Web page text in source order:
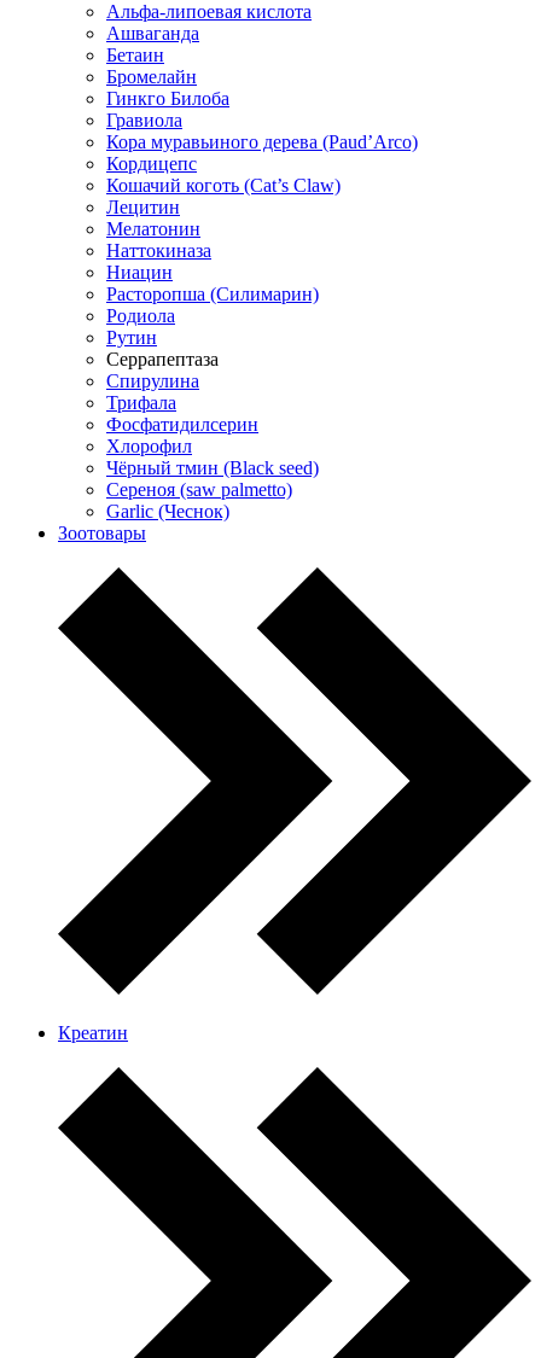
Альфа-липоевая кислота
Ашваганда
Бетаин
Бромелайн
Гинкго Билоба
Гравиола
Кора муравьиного дерева (Paud’Arco)
Кордицепс
Кошачий коготь (Cat’s Claw)
Лецитин
Мелатонин
Наттокиназа
Ниацин
Расторопша (Силимарин)
Родиола
Рутин
Серрапептаза
Спирулина
Трифала
Фосфатидилсерин
Хлорофил
Чёрный тмин (Black seed)
Сереноя (saw palmetto)
Garlic (Чеснок)
Зоотовары
Креатин